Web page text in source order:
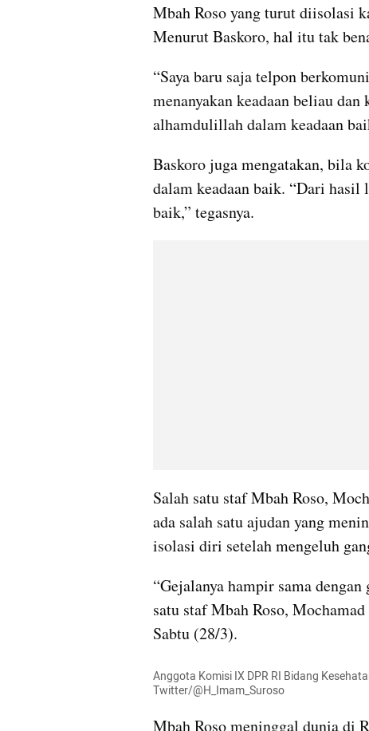
Mbah Roso yang turut diisolasi
Menurut Baskoro, hal itu tak
“Saya baru saja telpon
menanyakan keadaan beliau
alhamdulillah dalam keadaan
Baskoro juga mengatakan, bila
dalam keadaan baik. “Dari
baik,” tegasnya.
Salah satu staf Mbah Roso,
ada salah satu ajudan yang
isolasi diri setelah mengeluh
“Gejalanya hampir sama
satu staf Mbah Roso,
Sabtu (28/3).
Anggota Komisi IX DPR RI Bidang
Twitter/@H_Imam_Suroso
Mbah Roso meninggal dunia di